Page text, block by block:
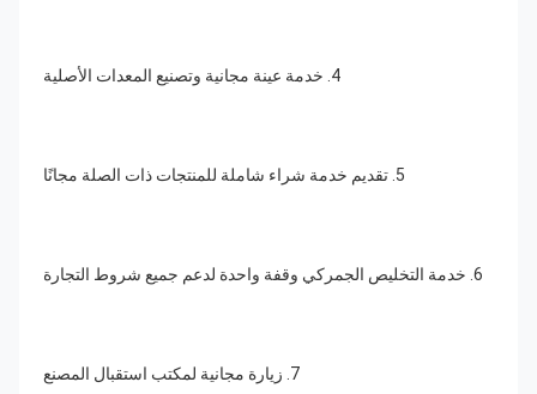
4. خدمة عينة مجانية وتصنيع المعدات الأصلية
5. تقديم خدمة شراء شاملة للمنتجات ذات الصلة مجانًا
6. خدمة التخليص الجمركي وقفة واحدة لدعم جميع شروط التجارة
7. زيارة مجانية لمكتب استقبال المصنع